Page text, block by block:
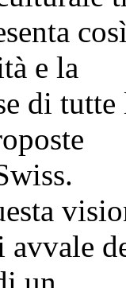
e la
di tutte
avvale